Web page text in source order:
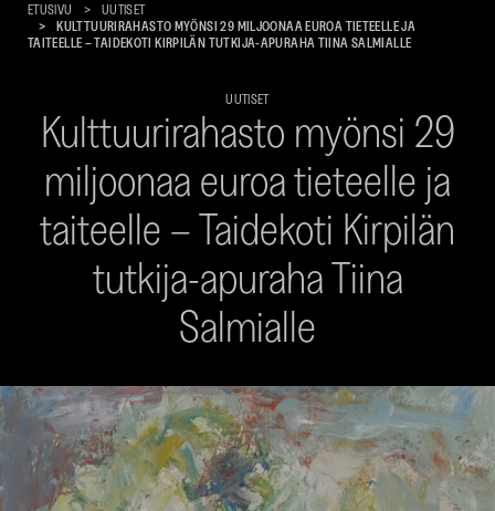
ETUSIVU
UUTISET
KULTTUURIRAHASTO MYÖNSI 29 MILJOONAA EUROA TIETEELLE JA
TAITEELLE – TAIDEKOTI KIRPILÄN TUTKIJA-APURAHA TIINA SALMIALLE
UUTISET
Kulttuurirahasto myönsi 29
miljoonaa euroa tieteelle ja
taiteelle – Taidekoti Kirpilän
tutkija-apuraha Tiina
Salmialle